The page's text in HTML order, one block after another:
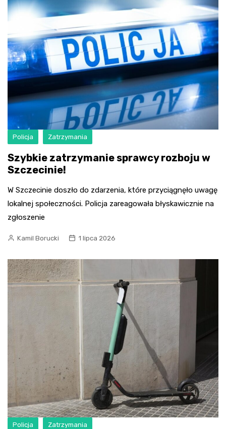
Policja Zatrzymania
Szybkie zatrzymanie sprawcy rozboju w
Szczecinie!
W Szczecinie doszło do zdarzenia, które przyciągnęło uwagę
lokalnej społeczności. Policja zareagowała błyskawicznie na
zgłoszenie
Kamil Borucki 1 lipca 2026
Policja Zatrzymania